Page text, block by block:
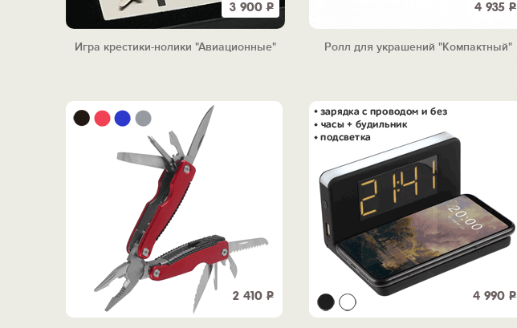
3 900Р
Игра крестики-нолики "Авиационные"
4 935 Р
Ролл для украшений "Компактный"
2 410Р 4 990 Р